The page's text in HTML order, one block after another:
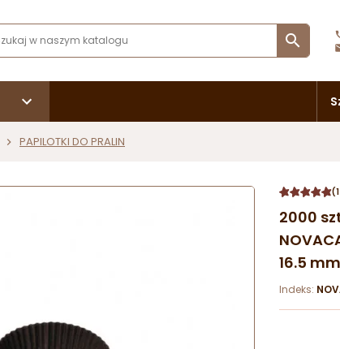

PAPILOTKI DO PRALIN
2000
16.5 mm
Indeks: